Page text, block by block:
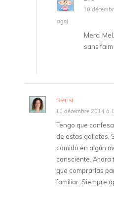
10
ago)
Merci
sans faim
Sensi
11 décembre 2014 à
Tengo que
de estas galletas.
comido en algún
consciente. Ahora
que comprarlas
familiar. Siempre